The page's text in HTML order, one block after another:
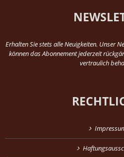
Erhalten Sie stets alle Neuigkeiten. Unser
können das Abonnement jederzeit
vertraulich